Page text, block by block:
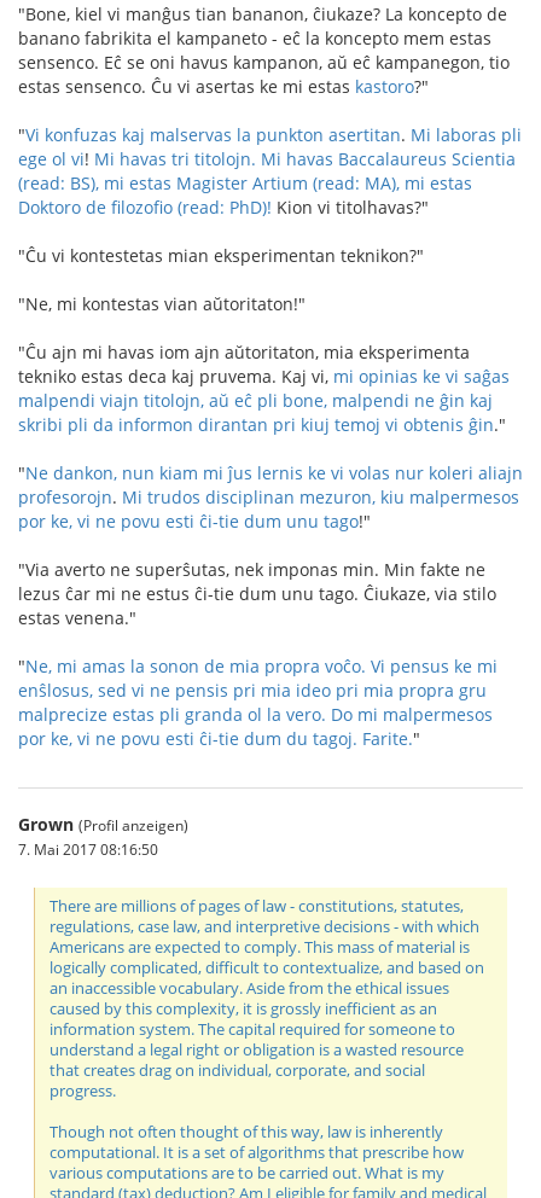
"Bone, kiel vi manĝus tian bananon, ĉiukaze? La koncepto de
banano fabrikita el kampaneto - eĉ la koncepto mem estas
sensenco. Eĉ se oni havus kampanon, aŭ eĉ kampanegon, tio
estas sensenco. Ĉu vi asertas ke mi estas kastoro?"
"Vi konfuzas kaj malservas la punkton asertitan. Mi laboras pli
ege ol vi! Mi havas tri titolojn. Mi havas Baccalaureus Scientia
(read: BS), mi estas Magister Artium (read: MA), mi estas
Doktoro de filozofio (read: PhD)! Kion vi titolhavas?"
"Ĉu vi kontestetas mian eksperimentan teknikon?"
"Ne, mi kontestas vian aŭtoritaton!"
"Ĉu ajn mi havas iom ajn aŭtoritaton, mia eksperimenta
tekniko estas deca kaj pruvema. Kaj vi, mi opinias ke vi saĝas
malpendi viajn titolojn, aŭ eĉ pli bone, malpendi ne ĝin kaj
skribi pli da informon dirantan pri kiuj temoj vi obtenis ĝin."
"Ne dankon, nun kiam mi ĵus lernis ke vi volas nur koleri aliajn
profesorojn. Mi trudos disciplinan mezuron, kiu malpermesos
por ke, vi ne povu esti ĉi-tie dum unu tago!"
"Via averto ne superŝutas, nek imponas min. Min fakte ne
lezus ĉar mi ne estus ĉi-tie dum unu tago. Ĉiukaze, via stilo
estas venena."
"Ne, mi amas la sonon de mia propra voĉo. Vi pensus ke mi
enŝlosus, sed vi ne pensis pri mia ideo pri mia propra gru
malprecize estas pli granda ol la vero. Do mi malpermesos
por ke, vi ne povu esti ĉi-tie dum du tagoj. Farite."
Grown (Profil anzeigen)
7. Mai 2017 08:16:50
There are millions of pages of law - constitutions, statutes,
regulations, case law, and interpretive decisions - with which
Americans are expected to comply. This mass of material is
logically complicated, difficult to contextualize, and based on
an inaccessible vocabulary. Aside from the ethical issues
caused by this complexity, it is grossly inefficient as an
information system. The capital required for someone to
understand a legal right or obligation is a wasted resource
that creates drag on individual, corporate, and social
progress.
Though not often thought of this way, law is inherently
computational. It is a set of algorithms that prescribe how
various computations are to be carried out. What is my
standard (tax) deduction? Am I eligible for family and medical